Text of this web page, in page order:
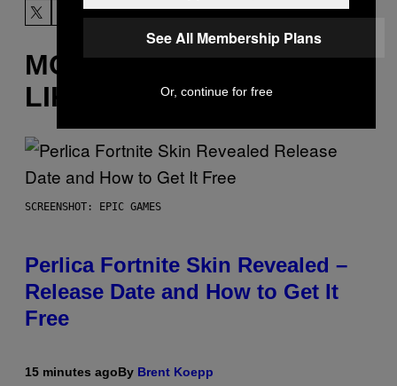
MORE
LIKE THIS
SCREENSHOT: EPIC GAMES
Perlica Fortnite Skin Revealed –
Release Date and How to Get It
Free
15 minutes agoBy Brent Koepp
See All Membership Plans
Or, continue for free